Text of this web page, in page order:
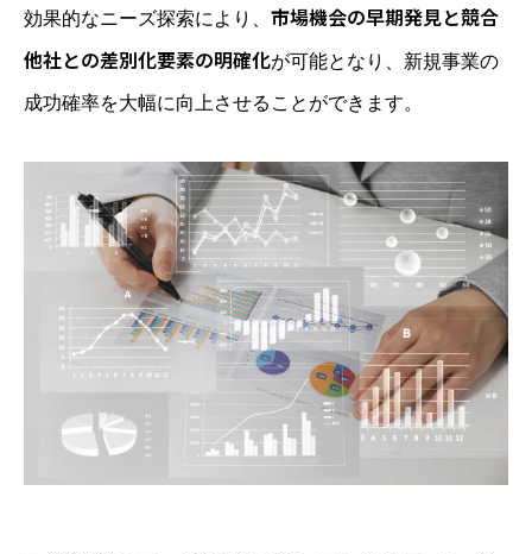
効果的なニーズ探索により、 市場機会の早期発見と競合
他社との差別化要素の明確化が可能となり、新規事業の
成功確率を大幅に向上させることができます。